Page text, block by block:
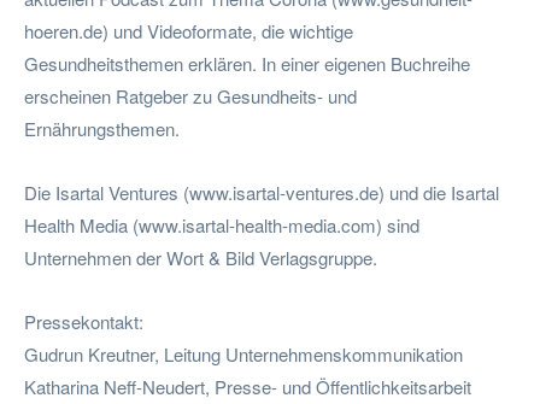
hoeren.de) und Videoformate, die wichtige
Gesundheitsthemen erklären. In einer eigenen Buchreihe
erscheinen Ratgeber zu Gesundheits- und
Ernährungsthemen.
Die Isartal Ventures (www.isartal-ventures.de) und die Isartal
Health Media (www.isartal-health-media.com) sind
Unternehmen der Wort & Bild Verlagsgruppe.
Pressekontakt:
Gudrun Kreutner, Leitung Unternehmenskommunikation
Katharina Neff-Neudert, Presse- und Öffentlichkeitsarbeit